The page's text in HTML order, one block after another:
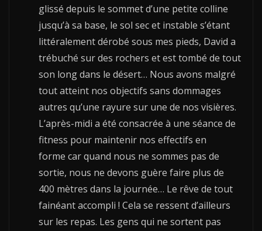
glissé depuis le sommet d’une petite colline
jusqu’à sa base, le sol sec et instable s’étant
littéralement dérobé sous mes pieds, David a
trébuché sur des rochers et est tombé de tout
son long dans le désert… Nous avons malgré
tout atteint nos objectifs sans dommages
autres qu’une rayure sur une de nos visières.
L’après-midi a été consacrée à une séance de
fitness pour maintenir nos effectifs en
forme car quand nous ne sommes pas de
sortie, nous ne devons guère faire plus de
400 mètres dans la journée… Le rêve de tout
fainéant accompli ! Cela se ressent d’ailleurs
sur les repas. Les gens qui ne sortent pas